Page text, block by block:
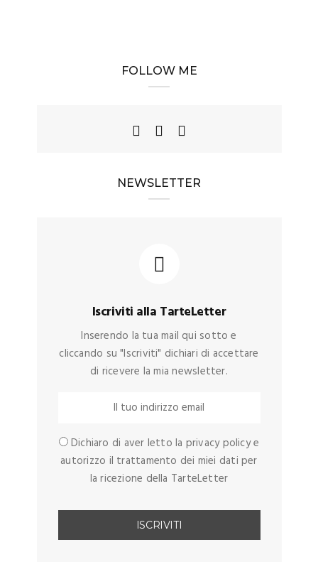
FOLLOW ME
NEWSLETTER
Iscriviti alla TarteLetter
Inserendo la tua mail qui sotto e
cliccando su "Iscriviti" dichiari di accettare
di ricevere la mia newsletter.
Dichiaro di aver letto la privacy policy e
autorizzo il trattamento dei miei dati per
la ricezione della TarteLetter